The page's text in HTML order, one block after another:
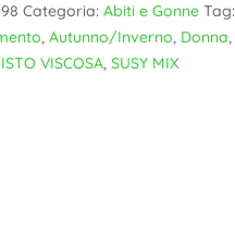
Categoria:Abiti e Gonne Tag:
,Autunno/Inverno, Donna,
VISCOSA,SUSY MIX